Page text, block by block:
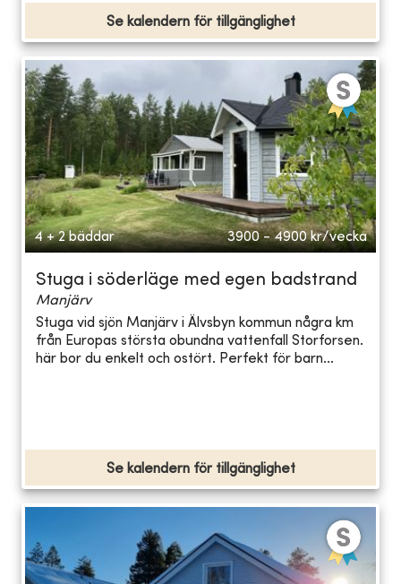
Se kalendern för tillgänglighet
4 + 2 bäddar 3900 - 4900 kr/vecka
Stuga i söderläge med egen badstrand
Manjärv
Stuga vid sjön Manjärv i Älvsbyn kommun några km
från Europas största obundna vattenfall Storforsen.
här bor du enkelt och ostört. Perfekt för barn...
Se kalendern för tillgänglighet